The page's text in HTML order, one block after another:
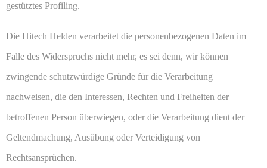
gestütztes Profiling.
Die Hitech Helden verarbeitet die personenbezogenen Daten im
Falle des Widerspruchs nicht mehr, es sei denn, wir können
zwingende schutzwürdige Gründe für die Verarbeitung
nachweisen, die den Interessen, Rechten und Freiheiten der
betroffenen Person überwiegen, oder die Verarbeitung dient der
Geltendmachung, Ausübung oder Verteidigung von
Rechtsansprüchen.